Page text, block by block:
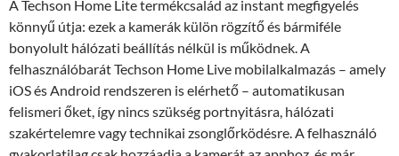
A Techson Home Lite termékcsalád az instant megfigyelés
könnyű útja: ezek a kamerák külön rögzítő és bármiféle
bonyolult hálózati beállítás nélkül is működnek. A
felhasználóbarát Techson Home Live mobilalkalmazás – amely
iOS és Android rendszeren is elérhető – automatikusan
felismeri őket, így nincs szükség portnyitásra, hálózati
szakértelemre vagy technikai zsonglőrködésre. A felhasználó